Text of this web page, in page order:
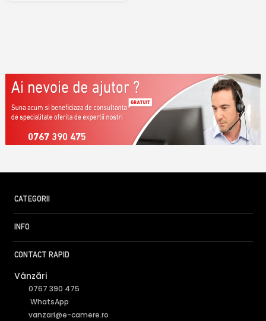
0767 390 475
CATEGORII
INFO
CONTACT RAPID
Vânzări
0767 390 475
WhatsApp
vanzari@e-camere.ro